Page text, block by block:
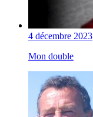
4 décembre 2023
Mon double